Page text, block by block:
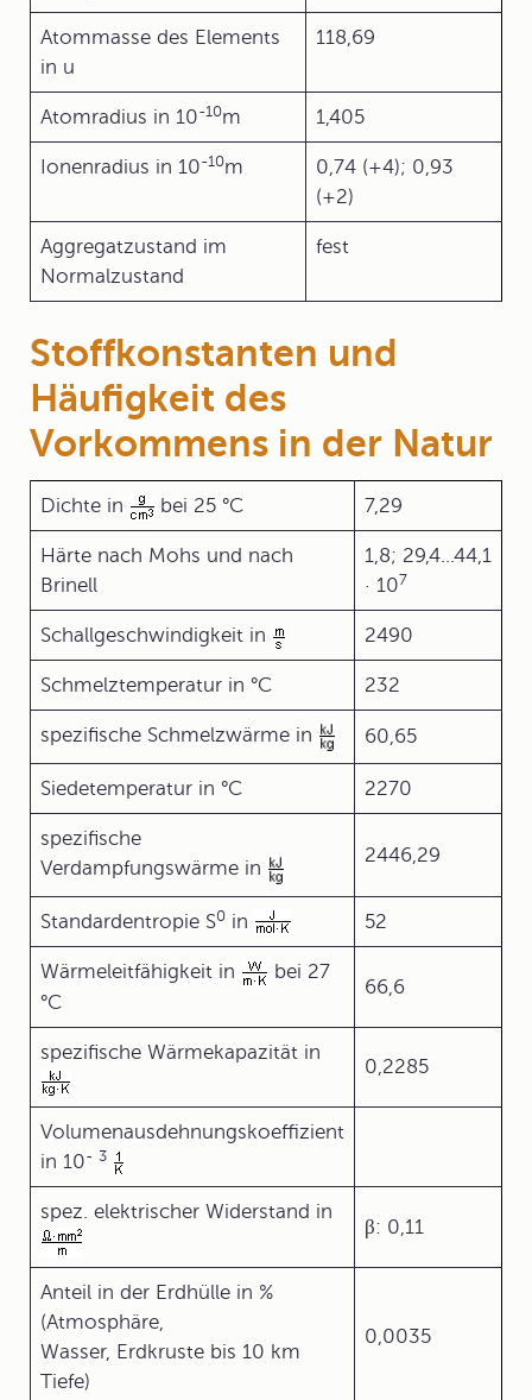
Atommasse des Elements
in u
118,69
Atomradius in 10-10m 1,405
Ionenradius in 10-10m
0,74 (+4); 0,93
(+2)
Aggregatzustand im
Normalzustand
fest
Stoffkonstanten und
Häufigkeit des
Vorkommens in der Natur
Dichte in bei 25 °C 7,29
Härte nach Mohs und nach
Brinell
1,8; 29,4...44,1
· 107
Schallgeschwindigkeit in 2490
Schmelztemperatur in °C 232
spezifische Schmelzwärme in 60,65
Siedetemperatur in °C 2270
spezifische
Verdampfungswärme in
2446,29
Standardentropie S0 in 52
Wärmeleitfähigkeit in
bei 27
°C
66,6
spezifische Wärmekapazität in
0,2285
Volumenausdehnungskoeffizient
in 10- 3
spez. elektrischer Widerstand in
β: 0,11
Anteil in der Erdhülle in %
(Atmosphäre,
Wasser, Erdkruste bis 10 km
Tiefe)
0,0035